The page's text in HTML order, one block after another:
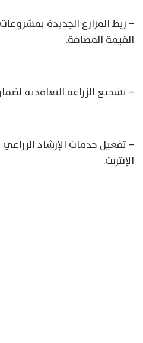
– ربط المزارع الجديدة
القيمة المضافة.
– تشجيع الزراعة التعاقدية
– تفعيل خدمات الإرشاد
الإنترنت.